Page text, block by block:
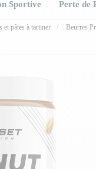
Sportive Perte de
et pâtes à tartiner Beurres